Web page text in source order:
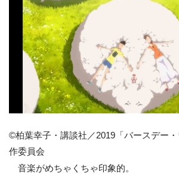
©柏葉幸子・講談社／2019「バースデー
作委員会
音楽がめちゃくちゃ印象的。